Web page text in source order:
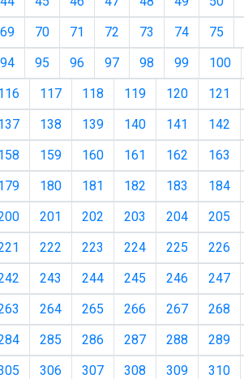
69 70 71 72 73 74 75
94 95 96 97 98 99 100
117 118 119 120 121
138 139 140 141 142
159 160 161 162 163
180 181 182 183 184
201 202 203 204 205
222 223 224 225 226
243 244 245 246 247
264 265 266 267 268
285 286 287 288 289
306 307 308 309 310